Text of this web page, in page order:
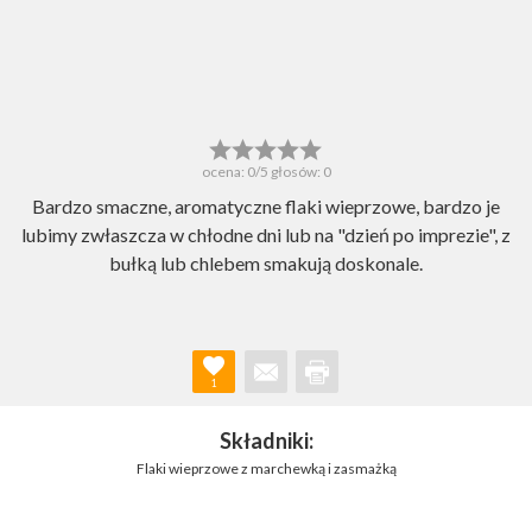
ocena: 0/5 głosów: 0
Bardzo smaczne, aromatyczne flaki wieprzowe, bardzo je
lubimy zwłaszcza w chłodne dni lub na "dzień po imprezie", z
bułką lub chlebem smakują doskonale.
1
Składniki:
Flaki wieprzowe z marchewką i zasmażką